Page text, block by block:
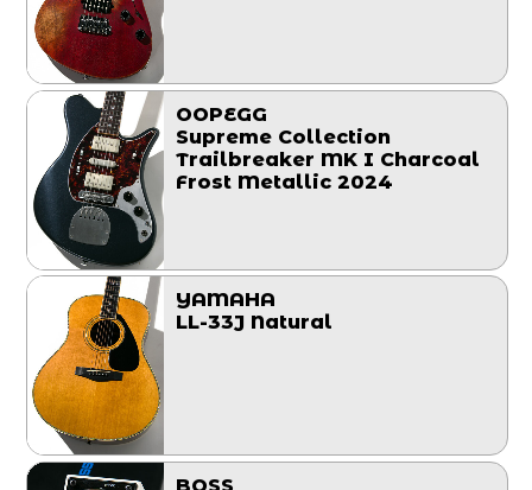
OOPEGG
Supreme Collection
Trailbreaker MK I Charcoal
Frost Metallic 2024
YAMAHA
LL-33J Natural